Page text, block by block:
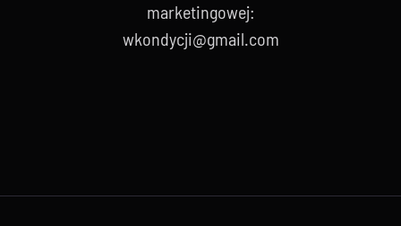
marketingowej:
wkondycji@gmail.com